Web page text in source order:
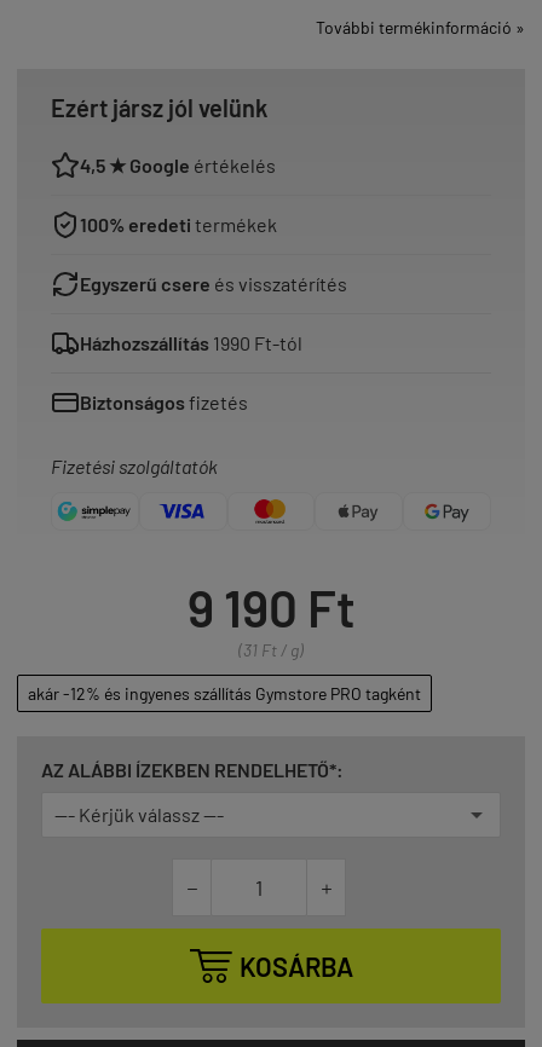
További termékinformáció »
Ezért jársz jól velünk
4,5 ★ Google értékelés
100% eredeti termékek
Egyszerű csere és visszatérítés
Házhozszállítás 1990 Ft-tól
Biztonságosfizetés
Fizetési szolgáltatók
9 190 Ft
(31 Ft / g)
akár -12% és ingyenes szállítás Gymstore PRO tagként
AZ ALÁBBI ÍZEKBEN RENDELHETŐ*:
 
 KOSÁRBA